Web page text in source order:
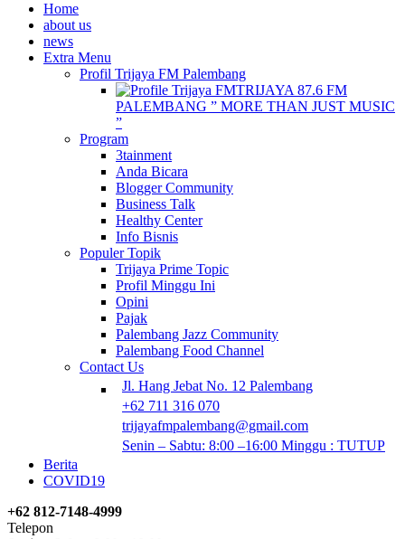
Home
about us
news
Extra Menu
Profil Trijaya FM Palembang
TRIJAYA 87.6 FM
PALEMBANG ” MORE THAN JUST MUSIC
”
Program
3tainment
Anda Bicara
Blogger Community
Business Talk
Healthy Center
Info Bisnis
Populer Topik
Trijaya Prime Topic
Profil Minggu Ini
Opini
Pajak
Palembang Jazz Community
Palembang Food Channel
Contact Us
Jl. Hang Jebat No. 12 Palembang
+62 711 316 070
trijayafmpalembang@gmail.com
Senin – Sabtu: 8:00 –16:00 Minggu : TUTUP
Berita
COVID19
+62 812-7148-4999
Telepon